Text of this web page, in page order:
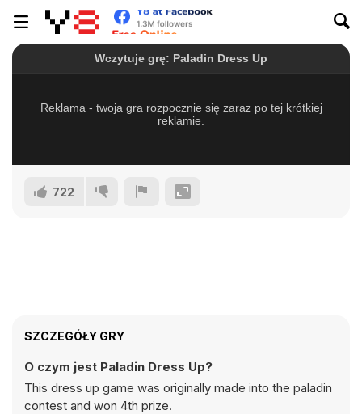
722
SZCZEGÓŁY GRY
O czym jest Paladin Dress Up?
This dress up game was originally made into the paladin
contest and won 4th prize.